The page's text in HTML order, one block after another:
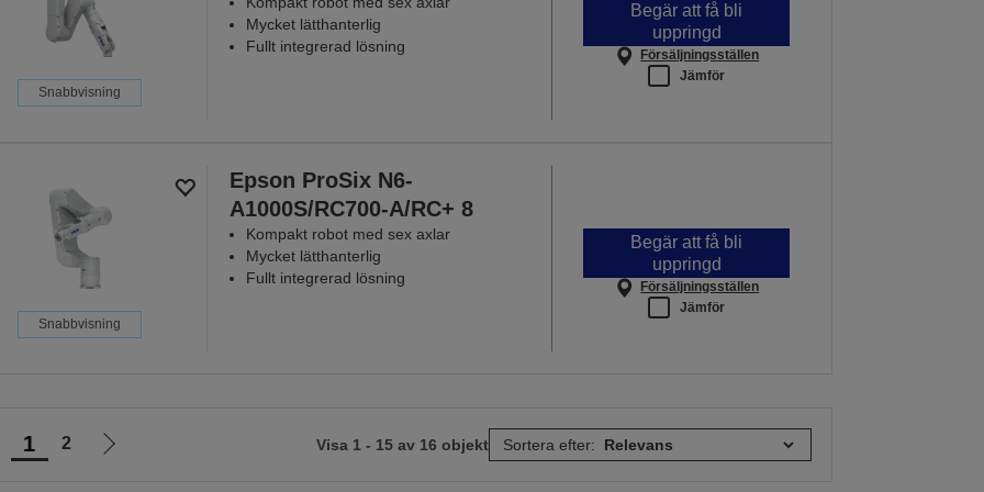
Snabbvisning
Mycket lätthanterlig
Fullt integrerad lösning
Begär att få bli
uppringd
Försäljningsställen
Jämför
Snabbvisning
Epson ProSix N6-
A1000S/RC700-A/RC+ 8
Kompakt robot med sex axlar
Mycket lätthanterlig
Fullt integrerad lösning
Begär att få bli
uppringd
Försäljningsställen
Jämför
1 2
Gå
Visa 1 - 15 av 16 objekt Sortera efter: